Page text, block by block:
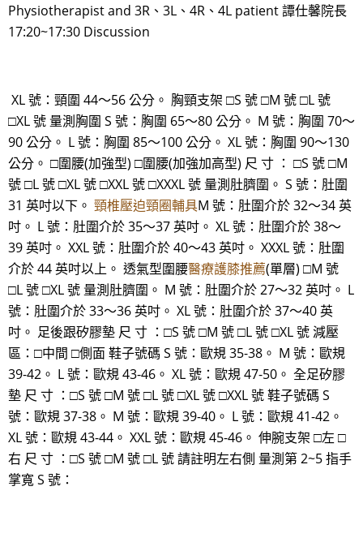
Physiotherapist and 3R、3L、4R、4L patient 譚仕馨院長
17:20~17:30 Discussion
XL 號：頸圍 44～56 公分。 胸頸支架 □S 號 □M 號 □L 號
□XL 號 量測胸圍 S 號：胸圍 65～80 公分。 M 號：胸圍 70～
90 公分。 L 號：胸圍 85～100 公分。 XL 號：胸圍 90～130
公分。 □圍腰(加強型) □圍腰(加強加高型) 尺 寸 ： □S 號 □M
號 □L 號 □XL 號 □XXL 號 □XXXL 號 量測肚臍圍。 S 號：肚圍
31 英吋以下。 頸椎壓迫頸圈輔具M 號：肚圍介於 32～34 英
吋。 L 號：肚圍介於 35～37 英吋。 XL 號：肚圍介於 38～
39 英吋。 XXL 號：肚圍介於 40～43 英吋。 XXXL 號：肚圍
介於 44 英吋以上。 透氣型圍腰醫療護膝推薦(單層) □M 號
□L 號 □XL 號 量測肚臍圍。 M 號：肚圍介於 27～32 英吋。 L
號：肚圍介於 33～36 英吋。 XL 號：肚圍介於 37～40 英
吋。 足後跟矽膠墊 尺 寸 ：□S 號 □M 號 □L 號 □XL 號 減壓
區：□中間 □側面 鞋子號碼 S 號：歐規 35-38。 M 號：歐規
39-42。 L 號：歐規 43-46。 XL 號：歐規 47-50。 全足矽膠
墊 尺 寸 ：□S 號 □M 號 □L 號 □XL 號 □XXL 號 鞋子號碼 S
號：歐規 37-38。 M 號：歐規 39-40。 L 號：歐規 41-42。
XL 號：歐規 43-44。 XXL 號：歐規 45-46。 伸腕支架 □左 □
右 尺 寸 ：□S 號 □M 號 □L 號 請註明左右側 量測第 2~5 指手
掌寬 S 號：